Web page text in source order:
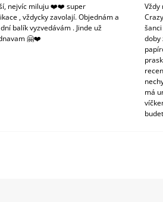
nejvíc miluju ❤️❤️ super
, vždycky zavolají. Objednám a
balík vyzvedávám . Jinde už
🤗❤️
Vždy
doby
má